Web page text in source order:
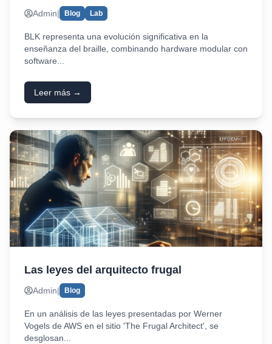
Admin| Blog Lab
BLK representa una evolución significativa en la
enseñanza del braille, combinando hardware modular con
software...
Leer más →
Las leyes del arquitecto frugal
Admin| Blog
En un análisis de las leyes presentadas por Werner
Vogels de AWS en el sitio 'The Frugal Architect', se
desglosan...